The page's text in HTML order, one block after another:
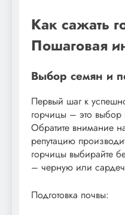
Как сажать
Пошаговая
Выбор семян и
Первый шаг к
горчицы – это выбор
Обратите внимание
репутацию
горчицы выбирайте
– черную или
Подготовка почвы: